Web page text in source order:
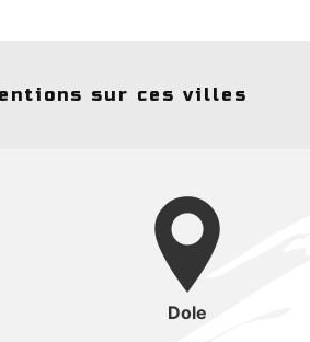
sur ces villes
Dole